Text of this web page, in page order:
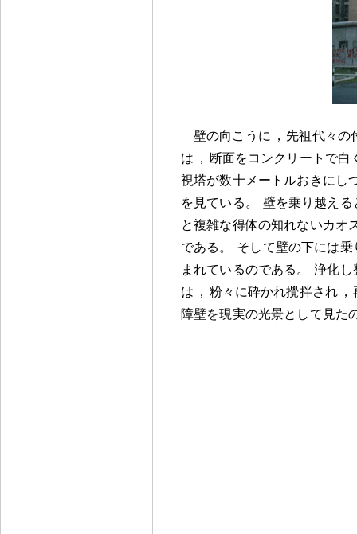
壁の向こうに ， 先祖代々の
は ， 断面をコンクリートで白
視塔が数十メートルおきにし
を見ている 。
壁を乗り越える
と複雑な得体の知れないカオ
である 。
そして壁の下には
まれているのである 。
浄化し
は ， 粉々に砕かれ攪拌され ，
障壁を現実の光景として見た